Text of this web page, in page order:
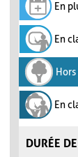
En
En
Hors
En
DURÉE